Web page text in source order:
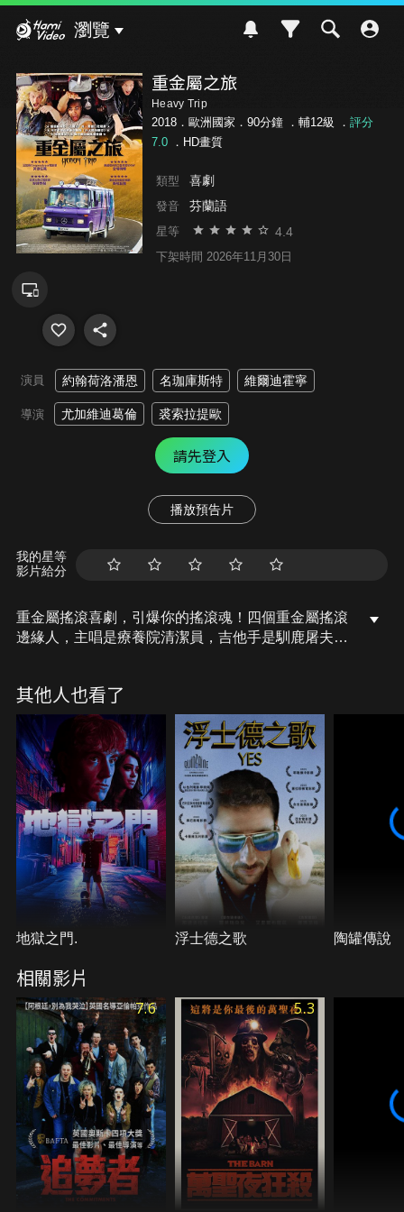
瀏覽
重金屬之旅
Heavy Trip
2018．歐洲國家．90分鐘 ． 輔12級 ． 評分
7.0．HD畫質
類型 喜劇
發音 芬蘭語
星等 4.4
下架時間 2026年11月30日
演員 約翰荷洛潘恩 名珈庫斯特 維爾迪霍寧
導演 尤加維迪葛倫 裘索拉提歐
請先登入
播放預告片
我的星等
影片給分
重金屬搖滾喜劇，引爆你的搖滾魂！四個重金屬搖滾
邊緣人，主唱是療養院清潔員，吉他手是馴鹿屠夫，
練團12年，從沒上台表演。某日，他們決定以團名
「插爆直腸」出征上路，為求表演不要命，一路狂飆
殺進音樂祭！
其他人也看了
地獄之門. 浮士德之歌 陶罐傳說
相關影片
7.6 5.3